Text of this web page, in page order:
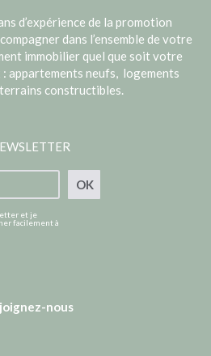
d’expérience de la promotion
dans l’ensemble de votre
immobilier quel que soit votre
appartements neufs, logements
constructibles.
et je
facilement à
OK
nous